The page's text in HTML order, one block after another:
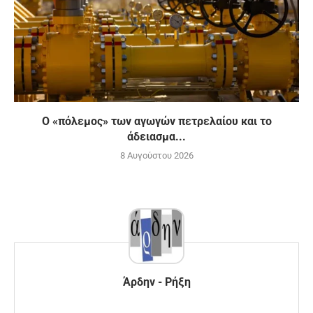
Ο «πόλεμος» των αγωγών πετρελαίου και το
άδειασμα...
8 Αυγούστου 2026
Άρδην - Ρήξη